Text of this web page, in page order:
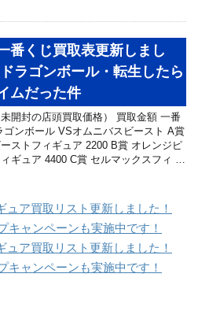
番くじ買取表更新しまし
ラゴンボール・転生したら
ムだった件
開封の店頭買取価格） 買取金額 一番
ゴンボール VSオムニバスビースト A賞
ストフィギュア 2200 B賞 オレンジピ
ギュア 4400 C賞 セルマックスフィ …
ュア買取リスト更新しました！
キャンペーンも実施中です！
ュア買取リスト更新しました！
キャンペーンも実施中です！